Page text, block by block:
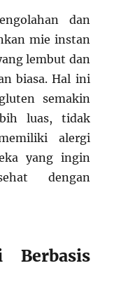
dan
mie instan
lembut dan
biasa. Hal ini
semakin
luas, tidak
alergi
yang ingin
dengan
Berbasis